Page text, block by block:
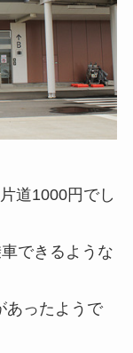
道1000円でし
できるような
あったようで